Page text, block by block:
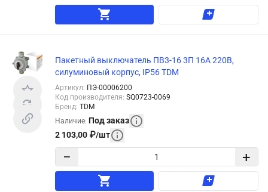
Пакетный выключатель ПВ3-16 3П 16А 220В,
силуминовый корпус, IP56 TDM
Артикул: ПЭ-00006200
Код производителя: SQ0723-0069
Бренд: TDM
Наличие: Под заказ
2 103,00 ₽/шт
− +